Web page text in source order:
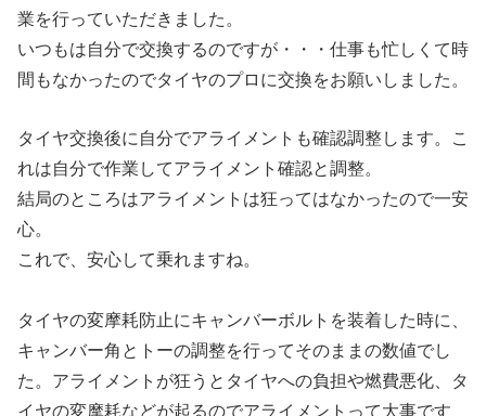
業を行っていただきました。
いつもは自分で交換するのですが・・・仕事も忙しくて時
間もなかったのでタイヤのプロに交換をお願いしました。
タイヤ交換後に自分でアライメントも確認調整します。こ
れは自分で作業してアライメント確認と調整。
結局のところはアライメントは狂ってはなかったので一安
心。
これで、安心して乗れますね。
タイヤの変摩耗防止にキャンバーボルトを装着した時に、
キャンバー角とトーの調整を行ってそのままの数値でし
た。アライメントが狂うとタイヤへの負担や燃費悪化、タ
イヤの変摩耗などが起るのでアライメントって大事です